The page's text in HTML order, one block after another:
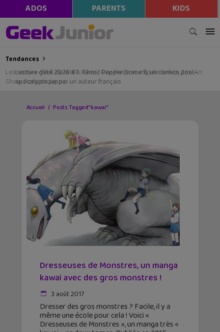
ADOS PARENTS KIDS
Tendances
Les sorties geek de l’été à Paris : One Piece au musée Grévin, Zoo Art
Show, Passion Japon…
Accueil Posts Tagged "kawai"
Dresseuses de Monstres, un manga
kawai avec des gros monstres !
3 août 2017
Dresser des gros monstres ? Facile, il y a
même une école pour cela ! Voici «
Dresseuses de Monstres », un manga très «